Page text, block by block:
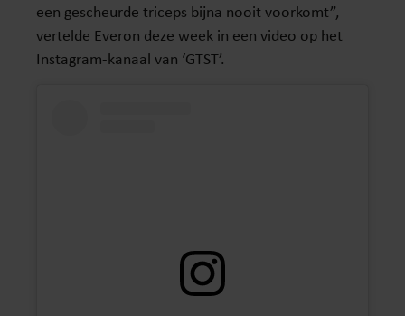
een gescheurde triceps bijna nooit voorkomt”,
vertelde Everon deze week in een video op het
Instagram-kanaal van ‘GTST’.